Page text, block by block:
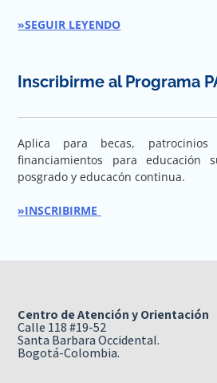
»SEGUIR LEYENDO
Inscribirme al Programa
Aplica para becas,
financiamientos para educación
posgrado y educacón continua.
»INSCRIBIRME
Centro de Atención y Orientación
Calle 118 #19-52
Santa Barbara Occidental.
Bogotá-Colombia.